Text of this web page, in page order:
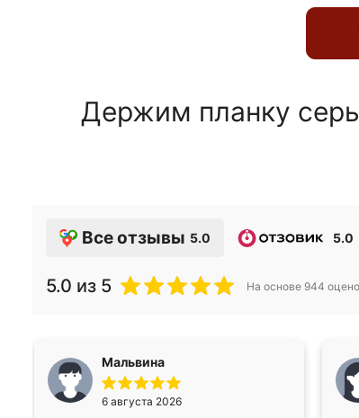
Держим планку
Все отзывы 5.0 5.0
5.0 из 5 На основе 944
Мальвина
6 августа 2026